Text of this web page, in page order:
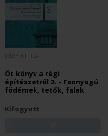
Öt könyv a régi
építészetről 3. - Faanyagú
födémek, tetők, falak
Kifogyott